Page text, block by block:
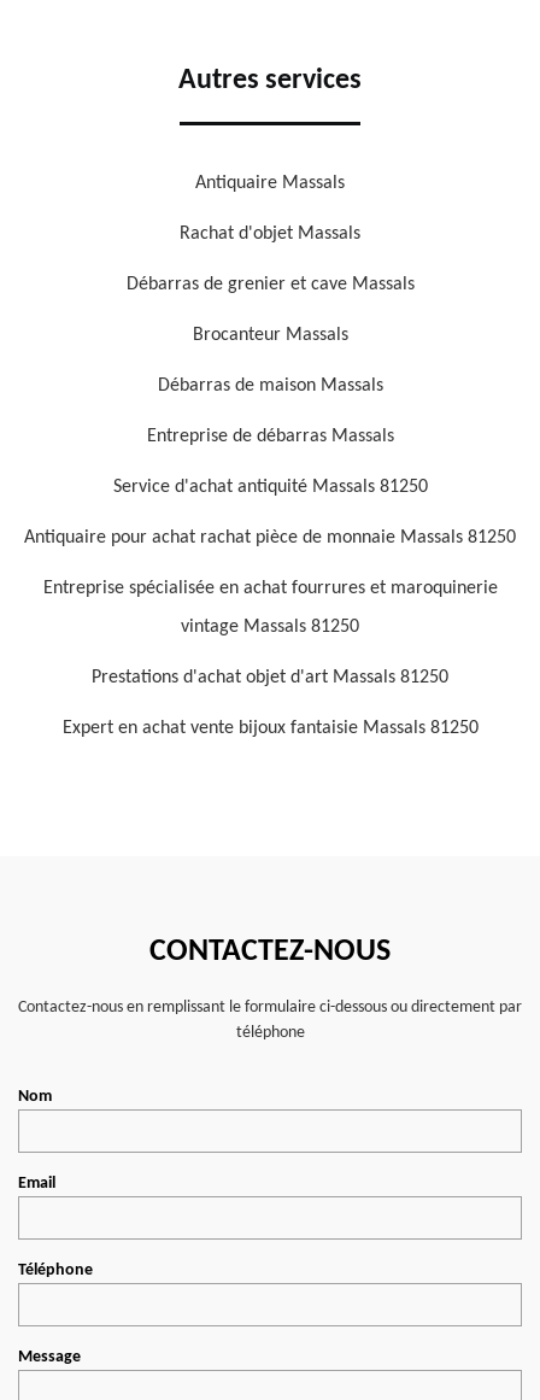
Autres services
Antiquaire Massals
Rachat d'objet Massals
Débarras de grenier et cave Massals
Brocanteur Massals
Débarras de maison Massals
Entreprise de débarras Massals
Service d'achat antiquité Massals 81250
Antiquaire pour achat rachat pièce de monnaie Massals 81250
Entreprise spécialisée en achat fourrures et maroquinerie
vintage Massals 81250
Prestations d'achat objet d'art Massals 81250
Expert en achat vente bijoux fantaisie Massals 81250
CONTACTEZ-NOUS
Contactez-nous en remplissant le formulaire ci-dessous ou directement par
téléphone
Nom
Email
Téléphone
Message